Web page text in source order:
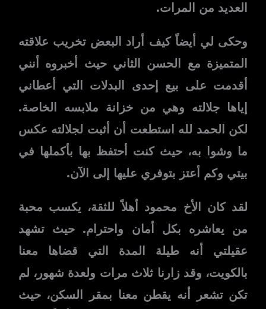
العديد من المرات.
وحكى لي أيضاً كيف أراد البعض تخريب علاقته
المتميزة مع الحسن الثاني حيث أخبروه أنني
أقدمت على بيع إحدى البدلات التي أعطاني
إياها جلالته وهي من خزانة ملابسه الخاصة.
لكن الحمد لله استطعت أن أثبت لجلالته عكس
ما وشوا به، حيث كنت أحتفظ بها بأكملها في
بيتي وكم أعتز بتوفري عليها إلى الآن.
لقد كان الأخ محمود أهلاً للثقة، يكسب محبة
من يعاشره بكل أمان واحترام. حيث تشهد
عقيلتي أنه طيلة المدة التي قضاها معنا
بالكويت، وقد زارنا ثلاث مرات ولعدة شهور، لم
تكن تشعر أنه يقطن معنا بمقر السكن، حيث